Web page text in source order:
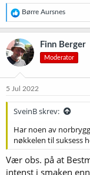
R
e
a
k
s
j
o
e
Børre Aursnes
Finn Berger
Moderator
5 Jul 2022
SveinB skrev:
Har noen av
nøkkelen til suksess
Vær obs. på at
intenst i smaken